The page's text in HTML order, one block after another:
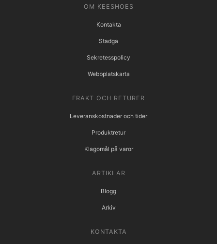
OM KEESHOES
Kontakta
Stadga
Sekretesspolicy
Webbplatskarta
FRAKT OCH RETURER
Leveranskostnader och tider
Produktretur
Klagomål på varor
ARTIKLAR
Blogg
Arkiv
KONTAKTA